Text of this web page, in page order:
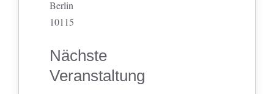
Berlin
10115
Nächste
Veranstaltung